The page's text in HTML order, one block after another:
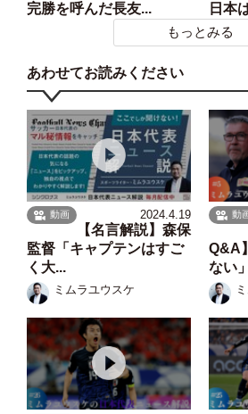
完勝を呼んだ長友...
日本
もっとみる
あわせてお読みください
動画 2024.4.19
【名言解説】森保
監督「キャプテンはすご
く大...
ミムラユウスケ
動
Q&A
ない